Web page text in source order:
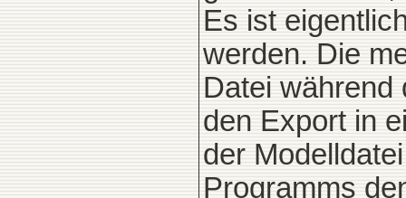
Es ist
werden. Die
Datei während
den Export in
der
Programms